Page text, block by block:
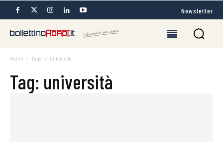
Newsletter
Home Tags Università
Tag: università